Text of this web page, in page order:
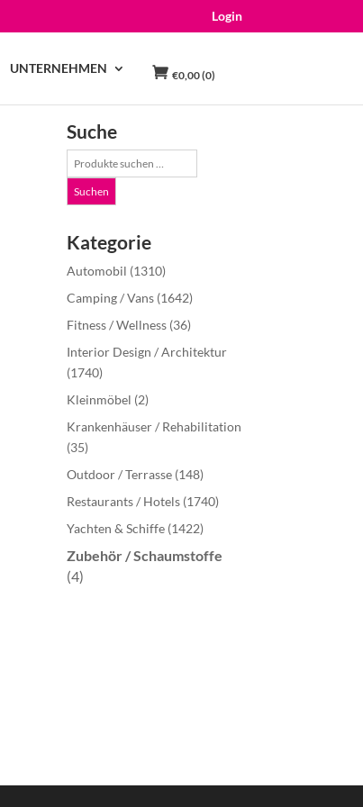
Login
UNTERNEHMEN €0,00(0)
Suche
Suche
nach:
Suchen
Kategorie
Automobil (1310)
Camping / Vans (1642)
Fitness / Wellness (36)
Interior Design / Architektur
(1740)
Kleinmöbel (2)
Krankenhäuser / Rehabilitation
(35)
Outdoor / Terrasse (148)
Restaurants / Hotels (1740)
Yachten & Schiffe (1422)
Zubehör / Schaumstoffe
(4)